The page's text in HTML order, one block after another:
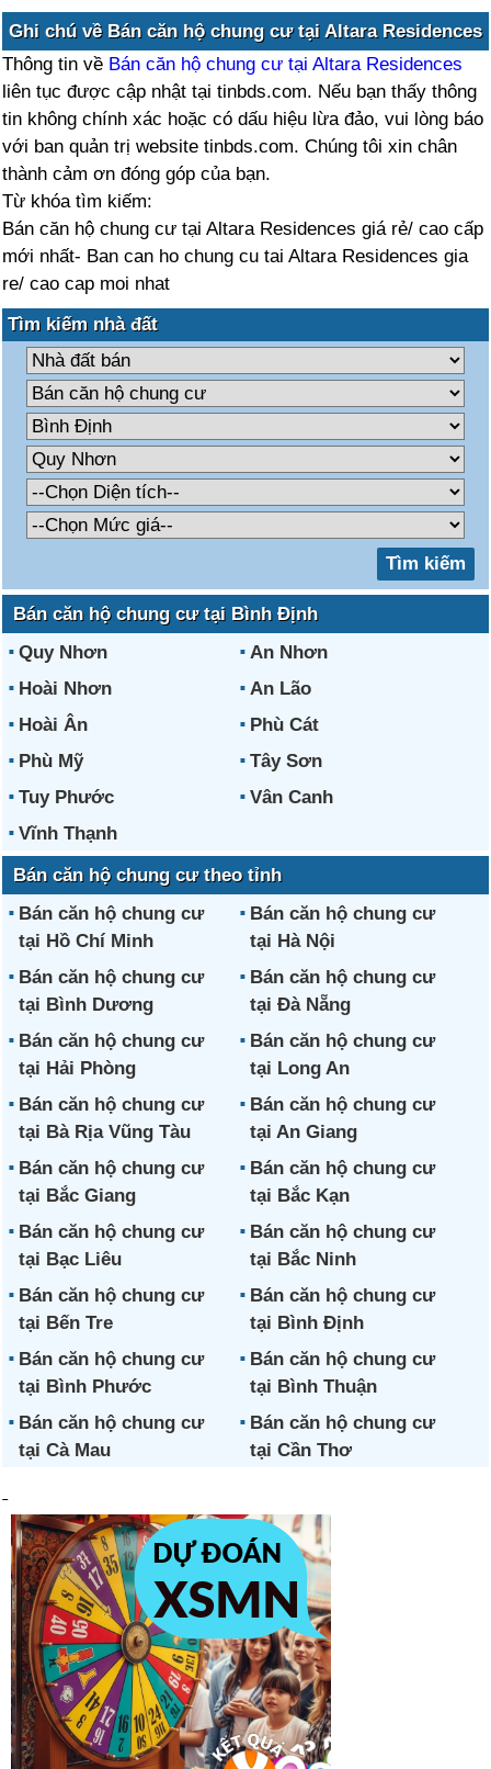
Ghi chú về Bán căn hộ chung cư tại Altara Residences
Thông tin về Bán căn hộ chung cư tại Altara Residences
liên tục được cập nhật tại tinbds.com. Nếu bạn thấy thông
tin không chính xác hoặc có dấu hiệu lừa đảo, vui lòng báo
với ban quản trị website tinbds.com. Chúng tôi xin chân
thành cảm ơn đóng góp của bạn.
Từ khóa tìm kiếm:
Bán căn hộ chung cư tại Altara Residences giá rẻ/ cao cấp
mới nhất- Ban can ho chung cu tai Altara Residences gia
re/ cao cap moi nhat
Tìm kiếm nhà đất
Bán căn hộ chung cư tại Bình Định
Quy Nhơn
An Nhơn
Hoài Nhơn
An Lão
Hoài Ân
Phù Cát
Phù Mỹ
Tây Sơn
Tuy Phước
Vân Canh
Vĩnh Thạnh
Bán căn hộ chung cư theo tỉnh
Bán căn hộ chung cư
tại Hồ Chí Minh
Bán căn hộ chung cư
tại Hà Nội
Bán căn hộ chung cư
tại Bình Dương
Bán căn hộ chung cư
tại Đà Nẵng
Bán căn hộ chung cư
tại Hải Phòng
Bán căn hộ chung cư
tại Long An
Bán căn hộ chung cư
tại Bà Rịa Vũng Tàu
Bán căn hộ chung cư
tại An Giang
Bán căn hộ chung cư
tại Bắc Giang
Bán căn hộ chung cư
tại Bắc Kạn
Bán căn hộ chung cư
tại Bạc Liêu
Bán căn hộ chung cư
tại Bắc Ninh
Bán căn hộ chung cư
tại Bến Tre
Bán căn hộ chung cư
tại Bình Định
Bán căn hộ chung cư
tại Bình Phước
Bán căn hộ chung cư
tại Bình Thuận
Bán căn hộ chung cư
tại Cà Mau
Bán căn hộ chung cư
tại Cần Thơ